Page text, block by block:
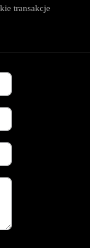
transakcje